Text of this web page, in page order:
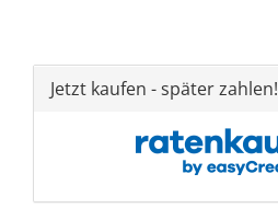
Jetzt kaufen - später zahlen!